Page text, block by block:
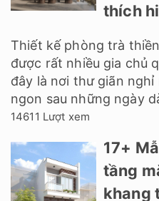
thích
Thiết kế phòng trà
được rất nhiều gia chủ
đây là nơi thư giãn
ngon sau những ngày
14611 Lượt xem
17+
tầng
khang